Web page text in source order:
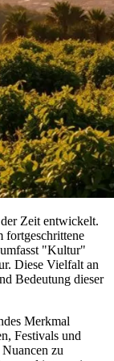
Zeit entwickelt.
fortgeschrittene
"Kultur"
Diese Vielfalt an
Bedeutung dieser
Merkmal
Festivals und
zu